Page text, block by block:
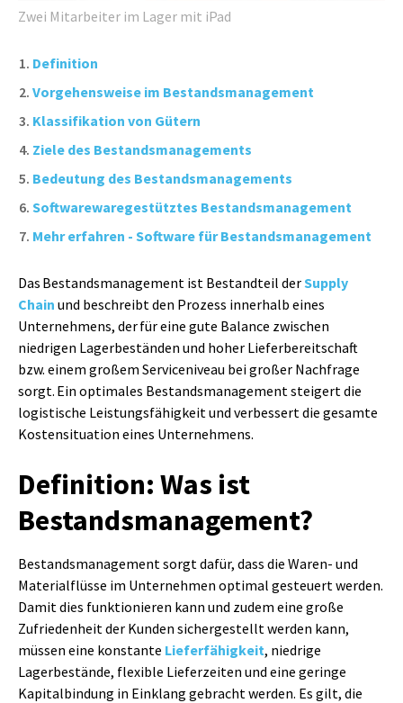
Zwei Mitarbeiter im Lager mit iPad
Definition
Vorgehensweise im Bestandsmanagement
Klassifikation von Gütern
Ziele des Bestandsmanagements
Bedeutung des Bestandsmanagements
Softwarewaregestütztes Bestandsmanagement
Mehr erfahren - Software für Bestandsmanagement
Das Bestandsmanagement ist Bestandteil derSupply
Chain und beschreibt den Prozess innerhalb eines
Unternehmens, der für eine gute Balance zwischen
niedrigen Lagerbeständen und hoher Lieferbereitschaft
bzw. einem großem Serviceniveau bei großer Nachfrage
sorgt. Ein optimales Bestandsmanagement steigert die
logistische Leistungsfähigkeit und verbessert die gesamte
Kostensituation eines Unternehmens.
Definition: Was ist
Bestandsmanagement?
Bestandsmanagement sorgt dafür, dass die Waren- und
Materialflüsse im Unternehmen optimal gesteuert werden.
Damit dies funktionieren kann und zudem eine große
Zufriedenheit der Kunden sichergestellt werden kann,
müssen eine konstante Lieferfähigkeit, niedrige
Lagerbestände, flexible Lieferzeiten und eine geringe
Kapitalbindung in Einklang gebracht werden. Es gilt, die